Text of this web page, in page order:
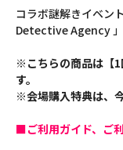
コラボ謎解きイベ
Detective Agency 」
※こちらの商品は【1
す。
※会場購入特典は、
■ご利用ガイド、ご